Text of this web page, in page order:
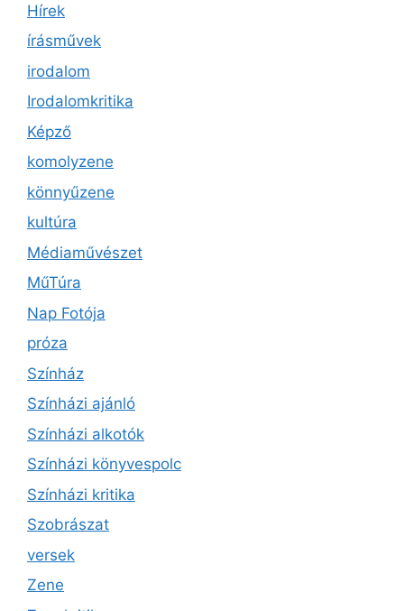
Hírek
írásművek
irodalom
Irodalomkritika
Képző
komolyzene
könnyűzene
kultúra
Médiaművészet
MűTúra
Nap Fotója
próza
Színház
Színházi ajánló
Színházi alkotók
Színházi könyvespolc
Színházi kritika
Szobrászat
versek
Zene